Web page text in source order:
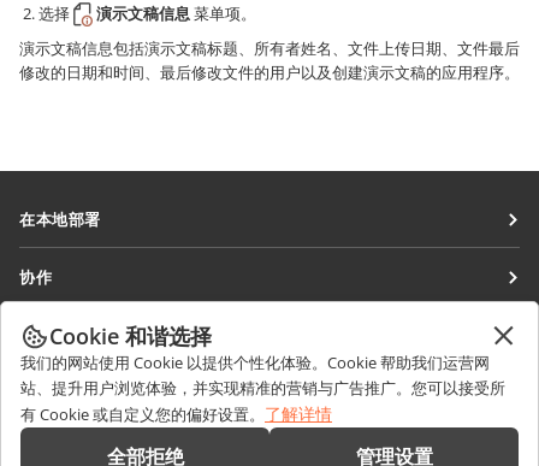
选择
演示文稿信息菜单项。
演示文稿信息包括演示文稿标题、所有者姓名、文件上传日期、文件最后
修改的日期和时间、最后修改文件的用户以及创建演示文稿的应用程序。
在本地部署
协作空间
工作区
连接器
桌面应用程序
协作
针对翻译人员
针对博主
职位空缺
获取最新资讯
博客
获取帮助
论坛
Cookie 和谐选择
我们的网站使用 Cookie 以提供个性化体验。Cookie 帮助我们运营网
站、提升用户浏览体验，并实现精准的营销与广告推广。您可以接受所
有 Cookie 或自定义您的偏好设置。 了解详情
全部拒绝 管理设置